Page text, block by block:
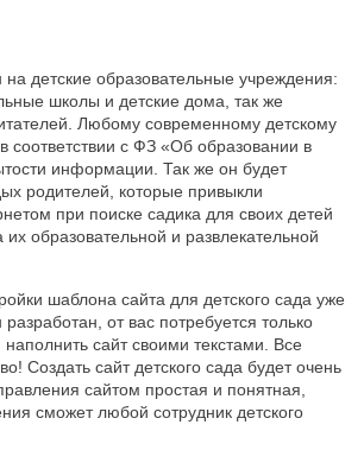
детские образовательные учреждения:
школы и детские дома, так же
Любому современному детскому
соответствии с ФЗ «Об образовании в
информации. Так же он будет
родителей, которые привыкли
при поиске садика для своих детей
их образовательной и развлекательной
шаблона сайта для детского сада уже
от вас потребуется только
наполнить сайт своими текстами. Все
Создать сайт детского сада будет очень
сайтом простая и понятная,
сможет любой сотрудник детского